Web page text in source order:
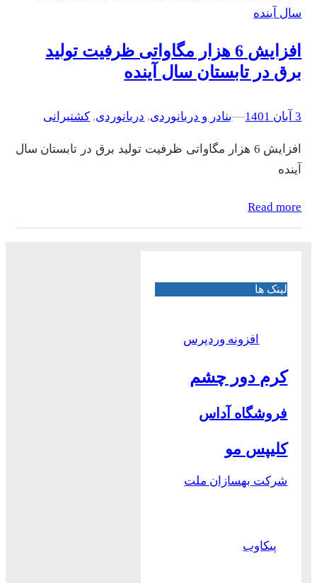
افزایش 6 هزار مگاواتی ظرفیت تولید
برق در تابستان سال آینده
3 آبان 1401 –
–بنادر و دریانوردی, دریانوردی, کشتیرانی
افزایش 6 هزار مگاواتی ظرفیت تولید برق در تابستان سال
آینده
Read more
لینک ها
افزونه وردپرس
کرم دور چشم
فروشگاه آداس
کلیپس مو
شرکت بهسازان ملت
پیکاوب